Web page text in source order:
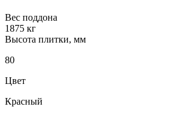
Вес поддона
1875 кг
Высота плитки, мм
80
Цвет
Красный